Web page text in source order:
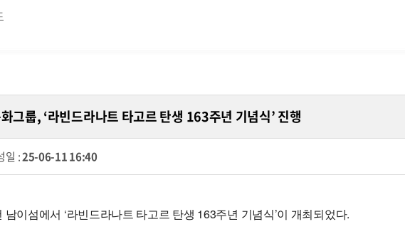
룹, ‘라빈드라나트 타고르 탄생 163주년 기념식’ 진행
일 :25-06-11 16:40
이섬에서 ‘라빈드라나트 타고르 탄생 163주년 기념식’이 개최되었다.